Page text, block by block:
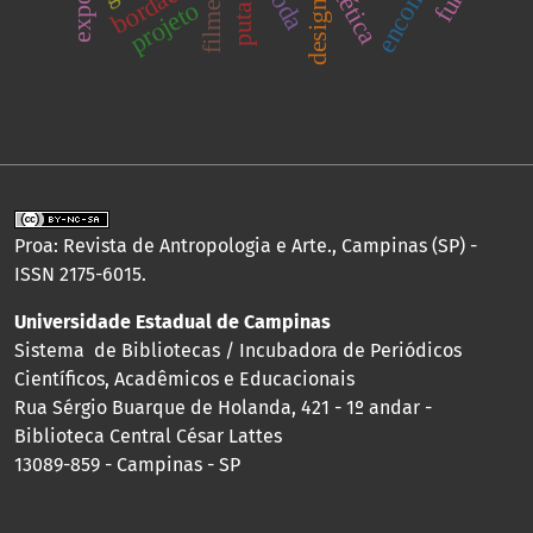
design
projeto
Proa: Revista de Antropologia e Arte., Campinas (SP) -
ISSN 2175-6015.
Universidade Estadual de Campinas
Sistema de Bibliotecas / Incubadora de Periódicos
Científicos, Acadêmicos e Educacionais
Rua Sérgio Buarque de Holanda, 421 - 1º andar -
Biblioteca Central César Lattes
13089-859 - Campinas - SP